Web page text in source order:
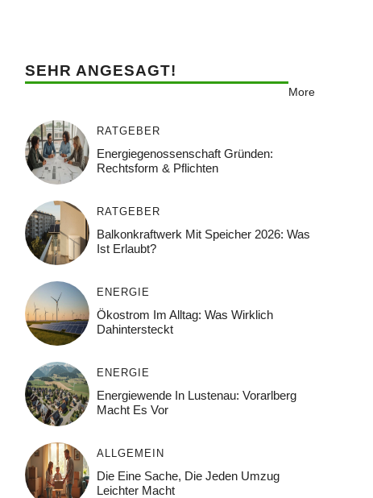
SEHR ANGESAGT!
More
RATGEBER
Energiegenossenschaft Gründen:
Rechtsform & Pflichten
RATGEBER
Balkonkraftwerk Mit Speicher 2026: Was
Ist Erlaubt?
ENERGIE
Ökostrom Im Alltag: Was Wirklich
Dahintersteckt
ENERGIE
Energiewende In Lustenau: Vorarlberg
Macht Es Vor
ALLGEMEIN
Die Eine Sache, Die Jeden Umzug
Leichter Macht